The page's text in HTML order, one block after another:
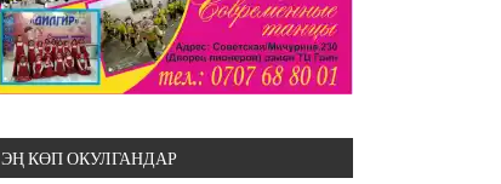
ЭҢ КӨП ОКУЛГАНДАР